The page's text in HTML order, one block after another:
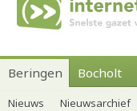
Beringen Bocholt
Nieuws Nieuwsarchief